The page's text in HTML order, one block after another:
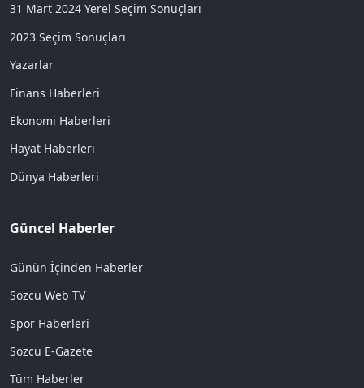
31 Mart 2024 Yerel Seçim Sonuçları
2023 Seçim Sonuçları
Yazarlar
Finans Haberleri
Ekonomi Haberleri
Hayat Haberleri
Dünya Haberleri
Güncel Haberler
Günün İçinden Haberler
Sözcü Web TV
Spor Haberleri
Sözcü E-Gazete
Tüm Haberler